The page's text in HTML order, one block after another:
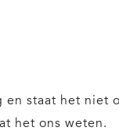
en staat het niet
het ons weten.